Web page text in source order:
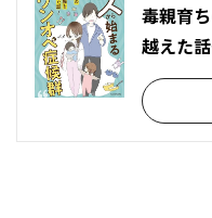
毒親育
越えた